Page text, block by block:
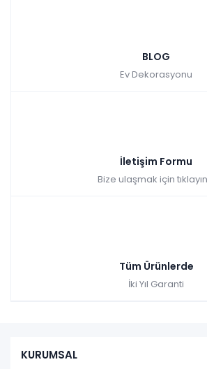
BLOG
Ev Dekorasyonu
İletişim Formu
Bize ulaşmak için
Tüm Ürünlerde
İki Yıl Garanti
KURUMSAL